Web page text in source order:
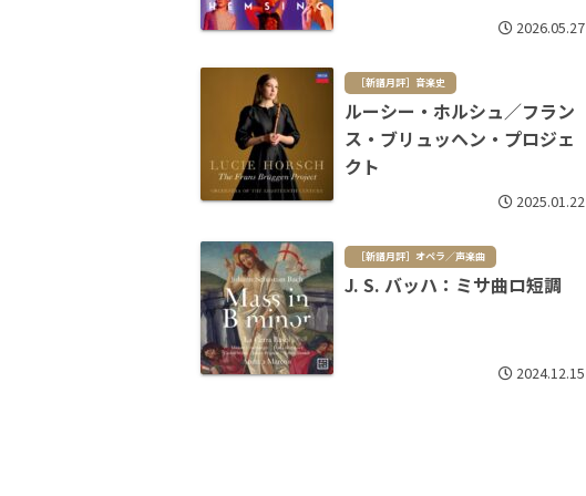
2026.05.27
［新譜月評］音楽史
ルーシー・ホルシュ／フラン
ス・ブリュッヘン・プロジェ
クト
2025.01.22
［新譜月評］オペラ／声楽曲
J. S. バッハ：ミサ曲ロ短調
2024.12.15